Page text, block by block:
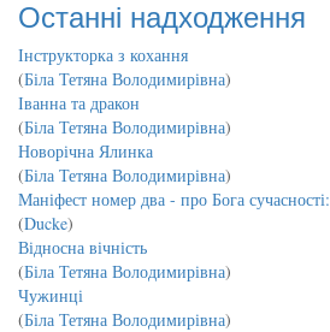
Останні надходження
Інструкторка з кохання
(Біла Тетяна Володимирівна)
Іванна та дракон
(Біла Тетяна Володимирівна)
Новорічна Ялинка
(Біла Тетяна Володимирівна)
Маніфест номер два - про Бога сучасності:
(Ducke)
Відносна вічність
(Біла Тетяна Володимирівна)
Чужинці
(Біла Тетяна Володимирівна)